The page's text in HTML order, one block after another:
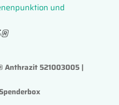
und
Anthrazit 521003005 |